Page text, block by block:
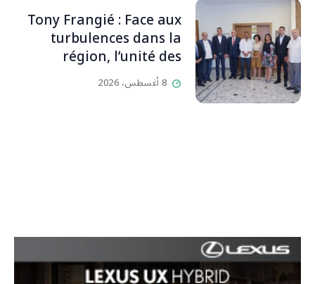
إقفاله لكنه لم يستطع لأنه
بيت رسالة وتاريخ وإيمان وقيم
مستمرة (صور وVideo)
Tony Frangié : Face aux
turbulences dans la
région, l’unité des
Libanais est primordiale
L’OLJ / Par Scarlett
8 أغسطس، 2026